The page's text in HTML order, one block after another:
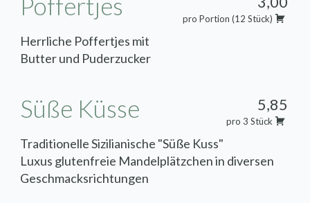
pro Portion (12 Stück)
Herrliche Poffertjes mit
Butter und Puderzucker
Süße Küsse 5,85
pro 3 Stück
Traditionelle Sizilianische "Süße Kuss"
Luxus glutenfreie Mandelplätzchen in diversen
Geschmacksrichtungen